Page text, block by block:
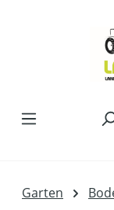
Garten